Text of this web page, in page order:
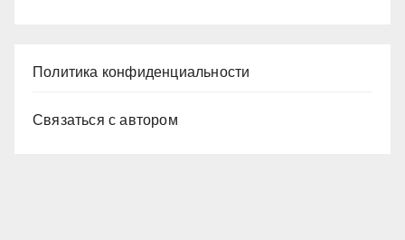
Политика конфиденциальности
Связаться с автором